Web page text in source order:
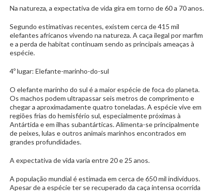
Na natureza, a expectativa de vida gira em torno de 60 a 70 anos.
Segundo estimativas recentes, existem cerca de 415 mil
elefantes africanos vivendo na natureza. A caça ilegal por marfim
e a perda de habitat continuam sendo as principais ameaças à
espécie.
4º lugar: Elefante-marinho-do-sul
O elefante marinho do sul é a maior espécie de foca do planeta.
Os machos podem ultrapassar seis metros de comprimento e
chegar a aproximadamente quatro toneladas. A espécie vive em
regiões frias do hemisfério sul, especialmente próximas à
Antártida e em ilhas subantárticas. Alimenta-se principalmente
de peixes, lulas e outros animais marinhos encontrados em
grandes profundidades.
A expectativa de vida varia entre 20 e 25 anos.
A população mundial é estimada em cerca de 650 mil indivíduos.
Apesar de a espécie ter se recuperado da caça intensa ocorrida